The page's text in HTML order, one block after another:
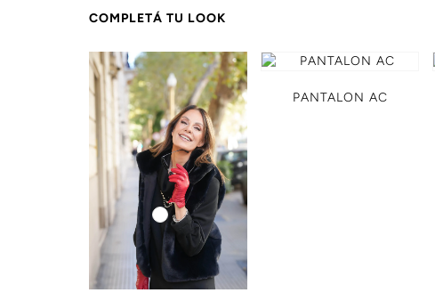
COMPLETÁ TU LOOK
PANTALON AC